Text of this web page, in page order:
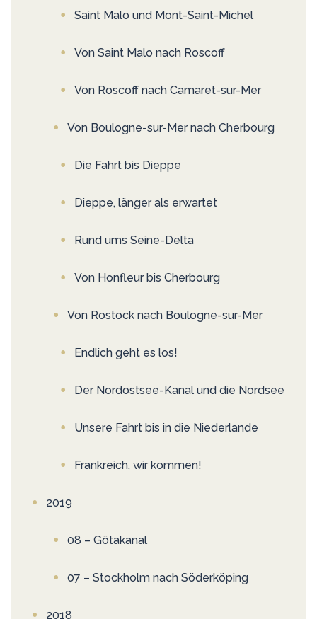
Saint Malo und Mont-Saint-Michel
Von Saint Malo nach Roscoff
Von Roscoff nach Camaret-sur-Mer
Von Boulogne-sur-Mer nach Cherbourg
Die Fahrt bis Dieppe
Dieppe, länger als erwartet
Rund ums Seine-Delta
Von Honfleur bis Cherbourg
Von Rostock nach Boulogne-sur-Mer
Endlich geht es los!
Der Nordostsee-Kanal und die Nordsee
Unsere Fahrt bis in die Niederlande
Frankreich, wir kommen!
2019
08 – Götakanal
07 – Stockholm nach Söderköping
2018